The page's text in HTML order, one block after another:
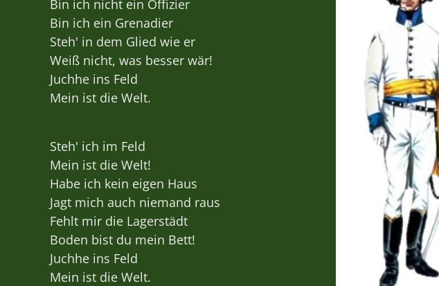
Bin ich nicht ein Offizier
Bin ich ein Grenadier
Steh' in dem Glied wie er
Weiß nicht, was besser wär!
Juchhe ins Feld
Mein ist die Welt.
Steh' ich im Feld
Mein ist die Welt!
Habe ich kein eigen Haus
Jagt mich auch niemand raus
Fehlt mir die Lagerstädt
Boden bist du mein Bett!
Juchhe ins Feld
Mein ist die Welt.